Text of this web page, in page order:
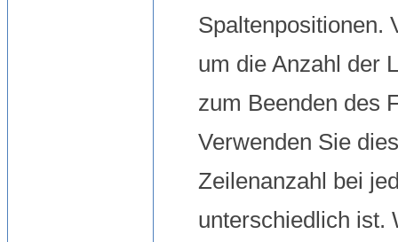
Spaltenpositionen.
um die Anzahl der
zum Beenden des
Verwenden Sie
Zeilenanzahl bei
unterschiedlich ist.